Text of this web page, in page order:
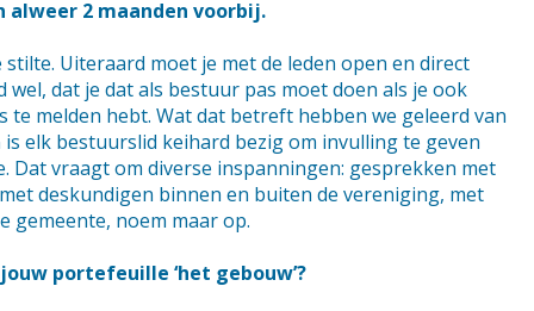
alweer 2 maanden voorbij.
Uiteraard moet je met de leden open en direct
wel, dat je dat als bestuur pas moet doen als je ook
te melden hebt. Wat dat betreft hebben we geleerd van
is elk bestuurslid keihard bezig om invulling te geven
Dat vraagt om diverse inspanningen: gesprekken met
deskundigen binnen en buiten de vereniging, met
gemeente, noem maar op.
portefeuille ‘het gebouw’?